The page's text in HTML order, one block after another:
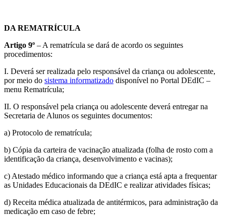
DA REMATRÍCULA
Artigo 9º – A rematrícula se dará de acordo os seguintes
procedimentos:
I. Deverá ser realizada pelo responsável da criança ou adolescente,
por meio do sistema informatizado disponível no Portal DEdIC –
menu Rematrícula;
II. O responsável pela criança ou adolescente deverá entregar na
Secretaria de Alunos os seguintes documentos:
a) Protocolo de rematrícula;
b) Cópia da carteira de vacinação atualizada (folha de rosto com a
identificação da criança, desenvolvimento e vacinas);
c) Atestado médico informando que a criança está apta a frequentar
as Unidades Educacionais da DEdIC e realizar atividades físicas;
d) Receita médica atualizada de antitérmicos, para administração da
medicação em caso de febre;